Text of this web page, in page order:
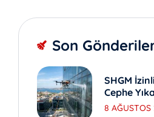
Son
SHGM
Cephe
Nedir?
8 AĞUSTOS